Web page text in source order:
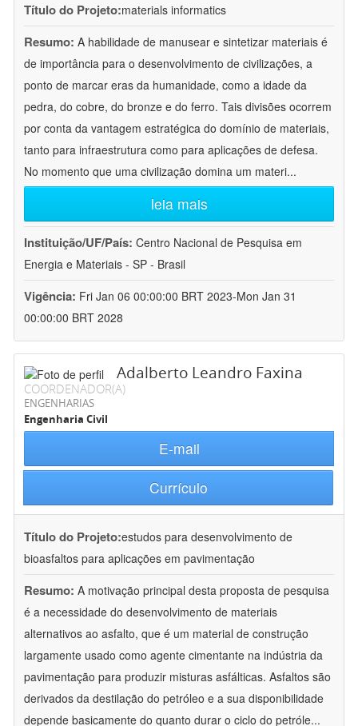
Título do Projeto:materials informatics
Resumo: A habilidade de manusear e sintetizar materiais é
de importância para o desenvolvimento de civilizações, a
ponto de marcar eras da humanidade, como a idade da
pedra, do cobre, do bronze e do ferro. Tais divisões ocorrem
por conta da vantagem estratégica do domínio de materiais,
tanto para infraestrutura como para aplicações de defesa.
No momento que uma civilização domina um materi...
leia mais
Instituição/UF/País: Centro Nacional de Pesquisa em
Energia e Materiais - SP - Brasil
Vigência: Fri Jan 06 00:00:00 BRT 2023-Mon Jan 31
00:00:00 BRT 2028
Adalberto Leandro Faxina
COORDENADOR(A)
ENGENHARIAS
Engenharia Civil
E-mail
Currículo
Título do Projeto:estudos para desenvolvimento de
bioasfaltos para aplicações em pavimentação
Resumo: A motivação principal desta proposta de pesquisa
é a necessidade do desenvolvimento de materiais
alternativos ao asfalto, que é um material de construção
largamente usado como agente cimentante na indústria da
pavimentação para produzir misturas asfálticas. Asfaltos são
derivados da destilação do petróleo e a sua disponibilidade
depende basicamente do quanto durar o ciclo do petróle...